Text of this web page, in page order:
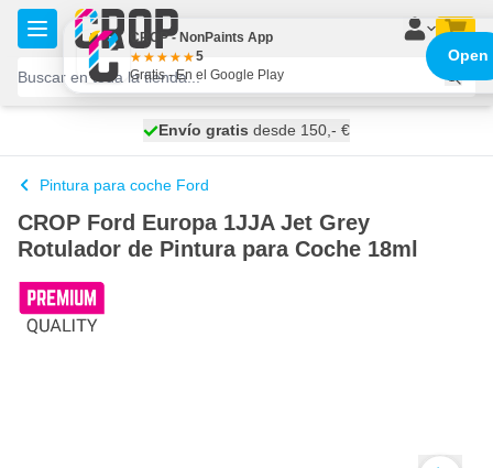
Ir al contenido
se envía hoy
Envío gratis desde 150,- €
100 días
Pintura para coche Ford
CROP Ford Europa 1JJA Jet Grey
Rotulador de Pintura para Coche 18ml
CROP - NonPaints App
5
Gratis - En el Google Play
Open